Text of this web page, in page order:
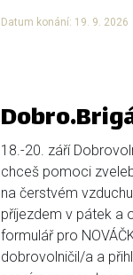
Datum konání: 19. 9. 2026
18.-20. září
chceš pomoci
na čerstvém
příjezdem v pátek a
formulář pro
dobrovolničil/a a